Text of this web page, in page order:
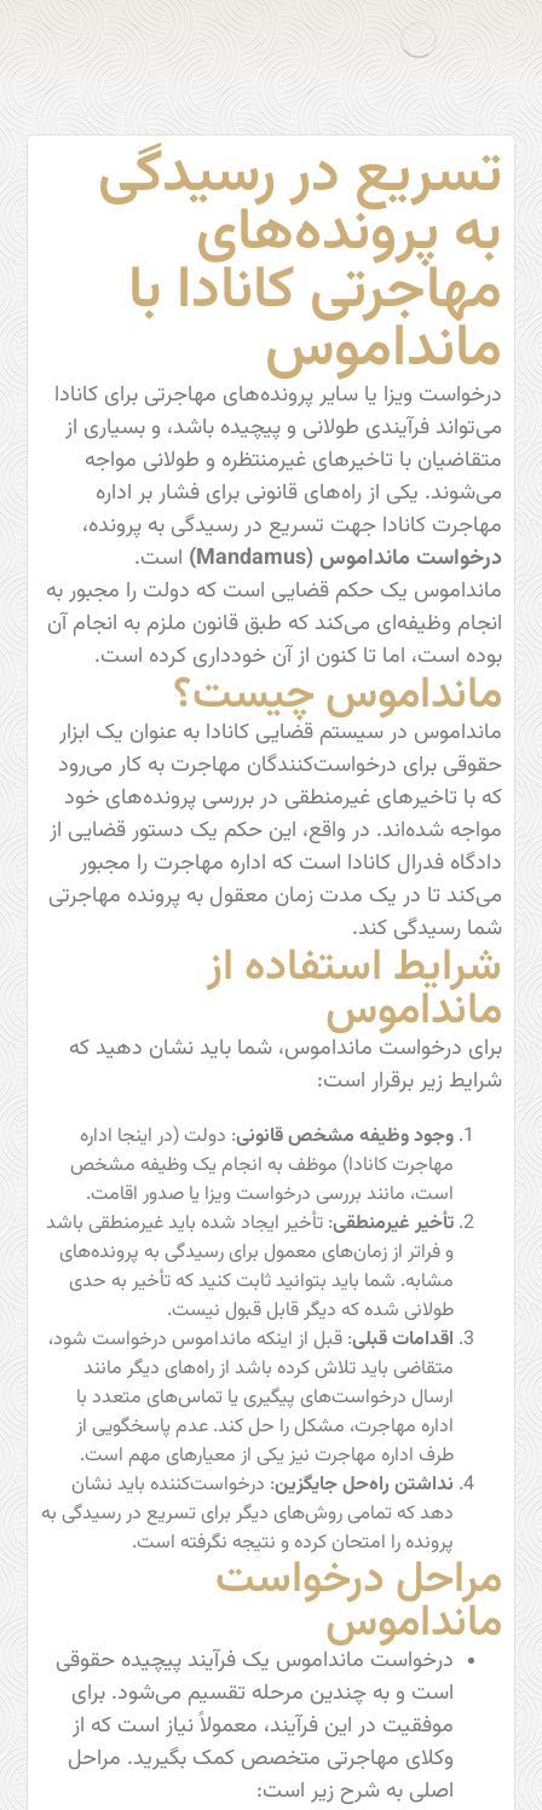
تسریع در رسیدگی
به پرونده‌های
مهاجرتی کانادا با
مانداموس
درخواست ویزا یا سایر پرونده‌های مهاجرتی برای کانادا
می‌تواند فرآیندی طولانی و پیچیده باشد، و بسیاری از
متقاضیان با تاخیرهای غیرمنتظره و طولانی مواجه
می‌شوند. یکی از راه‌های قانونی برای فشار بر اداره
مهاجرت کانادا جهت تسریع در رسیدگی به پرونده،
درخواست مانداموس (Mandamus)
است.
مانداموس یک حکم قضایی است که دولت را مجبور به
انجام وظیفه‌ای می‌کند که طبق قانون ملزم به انجام آن
بوده است، اما تا کنون از آن خودداری کرده است.
مانداموس چیست؟
مانداموس در سیستم قضایی کانادا به عنوان یک ابزار
حقوقی برای درخواست‌کنندگان مهاجرت به کار می‌رود
که با تاخیرهای غیرمنطقی در بررسی پرونده‌های خود
مواجه شده‌اند. در واقع، این حکم یک دستور قضایی از
دادگاه فدرال کانادا است که اداره مهاجرت را مجبور
می‌کند تا در یک مدت زمان معقول به پرونده مهاجرتی
شما رسیدگی کند.
شرایط استفاده از
مانداموس
برای درخواست مانداموس، شما باید نشان دهید که
شرایط زیر برقرار است:
وجود وظیفه مشخص قانونی: دولت (در اینجا اداره
مهاجرت کانادا) موظف به انجام یک وظیفه مشخص
است، مانند بررسی درخواست ویزا یا صدور اقامت.
تأخیر غیرمنطقی: تأخیر ایجاد شده باید غیرمنطقی باشد
و فراتر از زمان‌های معمول برای رسیدگی به پرونده‌های
مشابه. شما باید بتوانید ثابت کنید که تأخیر به حدی
طولانی شده که دیگر قابل قبول نیست.
اقدامات قبلی: قبل از اینکه مانداموس درخواست شود،
متقاضی باید تلاش کرده باشد از راه‌های دیگر مانند
ارسال درخواست‌های پیگیری یا تماس‌های متعدد با
اداره مهاجرت، مشکل را حل کند. عدم پاسخگویی از
طرف اداره مهاجرت نیز یکی از معیارهای مهم است.
نداشتن راه‌حل جایگزین: درخواست‌کننده باید نشان
دهد که تمامی روش‌های دیگر برای تسریع در رسیدگی به
پرونده را امتحان کرده و نتیجه نگرفته است.
مراحل درخواست
مانداموس
درخواست مانداموس یک فرآیند پیچیده حقوقی
است و به چندین مرحله تقسیم می‌شود. برای
موفقیت در این فرآیند، معمولاً نیاز است که از
وکلای مهاجرتی متخصص کمک بگیرید. مراحل
اصلی به شرح زیر است: